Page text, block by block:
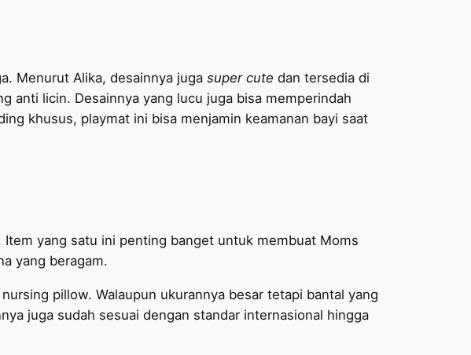
Menurut Alika, desainnya juga super cute dan tersedia di
anti licin. Desainnya yang lucu juga bisa memperindah
khusus, playmat ini bisa menjamin keamanan bayi saat
yang satu ini penting banget untuk membuat Moms
yang beragam.
pillow. Walaupun ukurannya besar tetapi bantal yang
juga sudah sesuai dengan standar internasional hingga